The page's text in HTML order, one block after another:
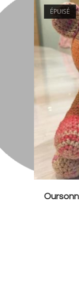
ÉPUISÉ